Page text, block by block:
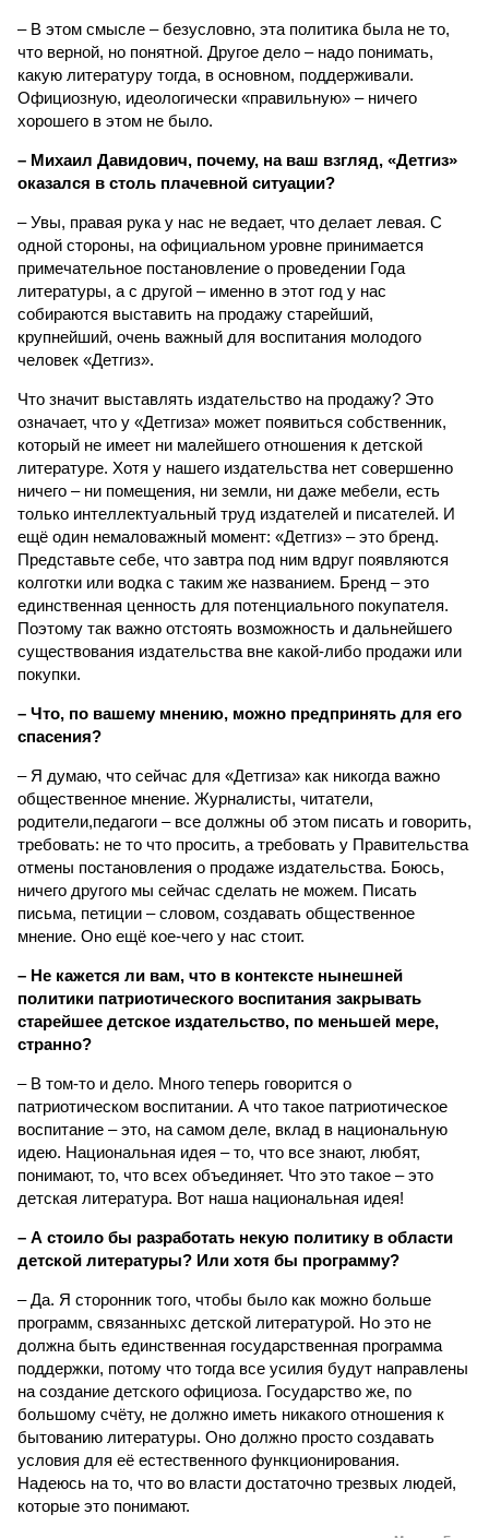
– В этом смысле – безусловно, эта политика была не то,
что верной, но понятной. Другое дело – надо понимать,
какую литературу тогда, в основном, поддерживали.
Официозную, идеологически «правильную» – ничего
хорошего в этом не было.
– Михаил Давидович, почему, на ваш взгляд, «Детгиз»
оказался в столь плачевной ситуации?
– Увы, правая рука у нас не ведает, что делает левая. С
одной стороны, на официальном уровне принимается
примечательное постановление о проведении Года
литературы, а с другой – именно в этот год у нас
собираются выставить на продажу старейший,
крупнейший, очень важный для воспитания молодого
человек «Детгиз».
Что значит выставлять издательство на продажу? Это
означает, что у «Детгиза» может появиться собственник,
который не имеет ни малейшего отношения к детской
литературе. Хотя у нашего издательства нет совершенно
ничего – ни помещения, ни земли, ни даже мебели, есть
только интеллектуальный труд издателей и писателей. И
ещё один немаловажный момент: «Детгиз» – это бренд.
Представьте себе, что завтра под ним вдруг появляются
колготки или водка с таким же названием. Бренд – это
единственная ценность для потенциального покупателя.
Поэтому так важно отстоять возможность и дальнейшего
существования издательства вне какой-либо продажи или
покупки.
– Что, по вашему мнению, можно предпринять для его
спасения?
– Я думаю, что сейчас для «Детгиза» как никогда важно
общественное мнение. Журналисты, читатели,
родители,педагоги – все должны об этом писать и говорить,
требовать: не то что просить, а требовать у Правительства
отмены постановления о продаже издательства. Боюсь,
ничего другого мы сейчас сделать не можем. Писать
письма, петиции – словом, создавать общественное
мнение. Оно ещё кое-чего у нас стоит.
– Не кажется ли вам, что в контексте нынешней
политики патриотического воспитания закрывать
старейшее детское издательство, по меньшей мере,
странно?
– В том-то и дело. Много теперь говорится о
патриотическом воспитании. А что такое патриотическое
воспитание – это, на самом деле, вклад в национальную
идею. Национальная идея – то, что все знают, любят,
понимают, то, что всех объединяет. Что это такое – это
детская литература. Вот наша национальная идея!
– А стоило бы разработать некую политику в области
детской литературы? Или хотя бы программу?
– Да. Я сторонник того, чтобы было как можно больше
программ, связанныхс детской литературой. Но это не
должна быть единственная государственная программа
поддержки, потому что тогда все усилия будут направлены
на создание детского официоза. Государство же, по
большому счёту, не должно иметь никакого отношения к
бытованию литературы. Оно должно просто создавать
условия для её естественного функционирования.
Надеюсь на то, что во власти достаточно трезвых людей,
которые это понимают.